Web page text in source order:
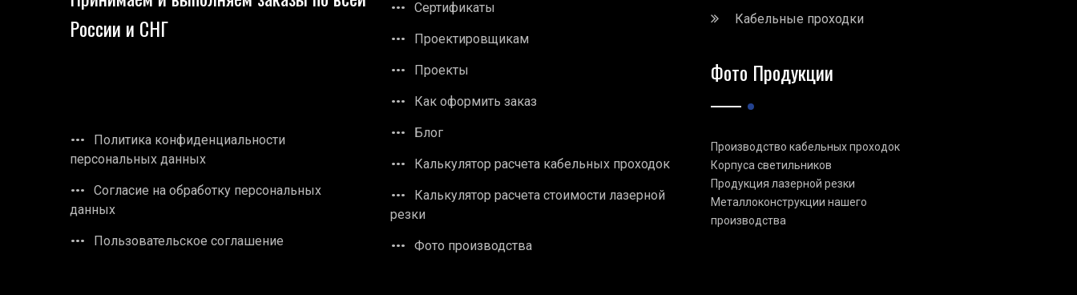
России и СНГ
Политика конфиденциальности
персональных данных
Согласие на обработку персональных
данных
Пользовательское соглашение
Сертификаты
Проектировщикам
Проекты
Как оформить заказ
Блог
Калькулятор расчета кабельных проходок
Калькулятор расчета стоимости лазерной
резки
Фото производства
Кабельные проходки
Фото Продукции
Производство кабельных проходок
Корпуса светильников
Продукция лазерной резки
Металлоконструкции нашего
производства